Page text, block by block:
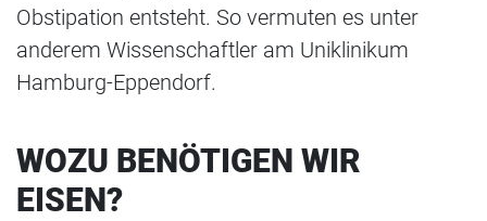
Obstipation entsteht. So vermuten es unter
anderem Wissenschaftler am Uniklinikum
Hamburg-Eppendorf.
WOZU BENÖTIGEN WIR
EISEN?